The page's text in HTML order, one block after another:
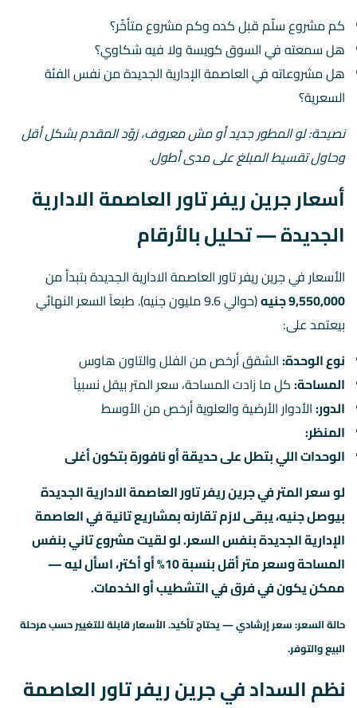
كم مشروع سلّم قبل كده وكم مشروع متأخّر؟
هل سمعته في السوق كويسة ولا فيه شكاوي؟
هل مشروعاته في العاصمة الإدارية الجديدة من نفس الفئة
السعرية؟
نصيحة: لو المطور جديد أو مش معروف، زوّد المقدم بشكل أقل
وحاول تقسيط المبلغ على مدى أطول.
أسعار جرين ريفر تاور العاصمة الادارية
الجديدة — تحليل بالأرقام
الأسعار في جرين ريفر تاور العاصمة الادارية الجديدة بتبدأ من
9,550,000 جنيه
(حوالي 9.6 مليون جنيه). طبعاً السعر النهائي
بيعتمد على:
نوع الوحدة:الشقق أرخص من الفلل والتاون هاوس
المساحة:كل ما زادت المساحة، سعر المتر بيقل نسبياً
الدور:الأدوار الأرضية والعلوية أرخص من الأوسط
المنظر:
الوحدات اللي بتطل على حديقة أو نافورة بتكون أغلى
لو سعر المتر في جرين ريفر تاور العاصمة الادارية الجديدة
بيوصل جنيه، يبقى لازم تقارنه بمشاريع تانية في العاصمة
الإدارية الجديدة بنفس السعر. لو لقيت مشروع تاني بنفس
المساحة وسعر متر أقل بنسبة 10% أو أكتر، اسأل ليه —
ممكن يكون في فرق في التشطيب أو الخدمات.
حالة السعر: سعر إرشادي — يحتاج تأكيد. الأسعار قابلة للتغيير حسب مرحلة
البيع والتوفر.
نظم السداد في جرين ريفر تاور العاصمة